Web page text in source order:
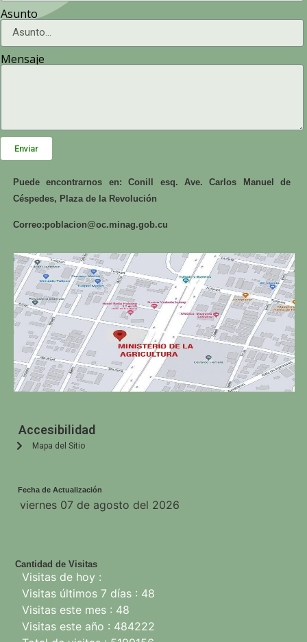
Asunto
Mensaje
Enviar
Puede encontrarnos en: Conill esq. Ave. Carlos Manuel de
Céspedes, Plaza de la Revolución
Correo:poblacion@oc.minag.gob.cu
Accesibilidad
Mapa del Sitio
Fecha de Actualización
Cantidad de Visitas
Visitas de hoy :
Visitas últimos 7 días : 48
Visitas este mes : 48
Visitas este año : 484222
viernes 07 de agosto del 2026